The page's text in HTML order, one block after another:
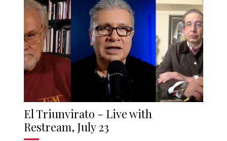
El Triunvirato - Live with
Restream, July 23